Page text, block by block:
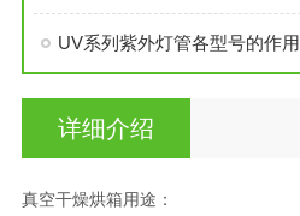
UV系列紫外灯管各型号的作用
详细介绍
真空干燥烘箱用途：